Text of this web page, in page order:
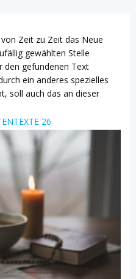
Zeit zu Zeit das Neue
gewählten Stelle
den gefundenen Text
ein anderes spezielles
soll auch das an dieser
26